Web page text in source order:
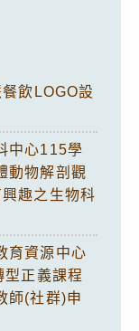
飲LOGO設
中心115學
動物解剖觀
趣之生物科
育資源中心
正義課程
師(社群)申